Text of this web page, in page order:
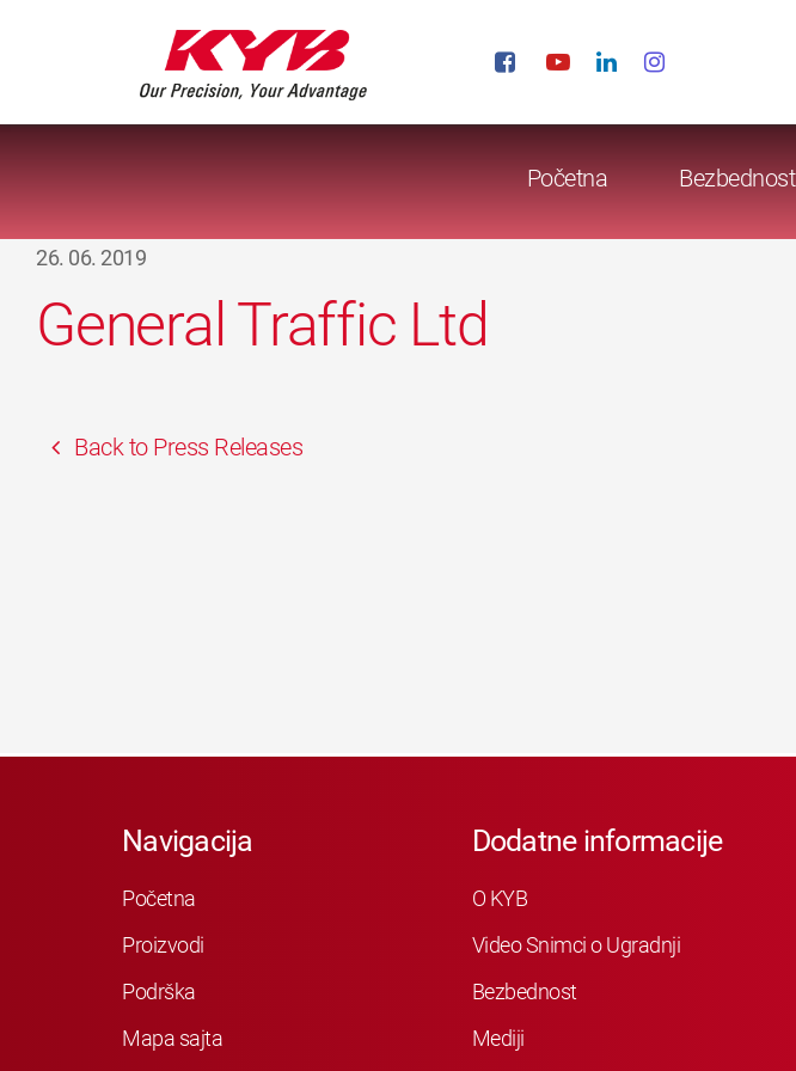
Početna Bezbednost
26. 06. 2019
General Traffic Ltd
Back to Press Releases
Navigacija
Početna
Proizvodi
Podrška
Mapa sajta
Dodatne informacije
O KYB
Video Snimci o Ugradnji
Bezbednost
Mediji